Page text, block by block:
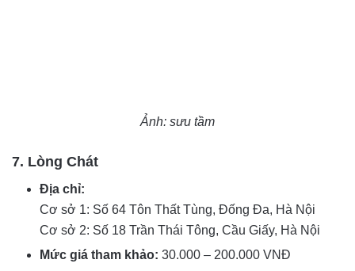
Ảnh: sưu tầm
7. Lòng Chát
Địa chỉ:
Cơ sở 1: Số 64 Tôn Thất Tùng, Đống Đa, Hà Nội
Cơ sở 2: Số 18 Trần Thái Tông, Cầu Giấy, Hà Nội
Mức giá tham khảo: 30.000 – 200.000 VNĐ